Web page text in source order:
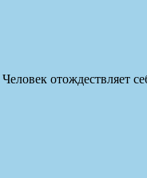
отождествляет